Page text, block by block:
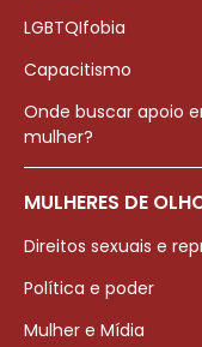
LGBTQIfobia
Capacitismo
Onde buscar apoio
mulher?
MULHERES DE
Direitos sexuais e
Política e poder
Mulher e Mídia